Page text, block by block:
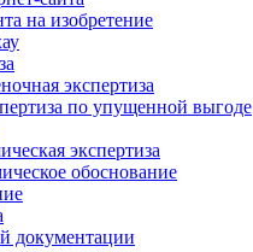
на изобретение
экспертиза
по упущенной выгоде
экспертиза
обоснование
документации